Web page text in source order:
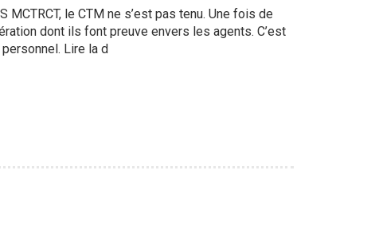
le CTM ne s’est pas tenu. Une fois de
dont ils font preuve envers les agents. C’est
Lire la d